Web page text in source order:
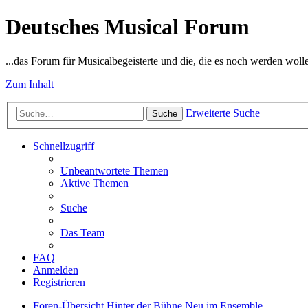
Deutsches Musical Forum
...das Forum für Musicalbegeisterte und die, die es noch werden
Zum Inhalt
Suche Erweiterte Suche
Schnellzugriff
Unbeantwortete Themen
Aktive Themen
Suche
Das Team
FAQ
Anmelden
Registrieren